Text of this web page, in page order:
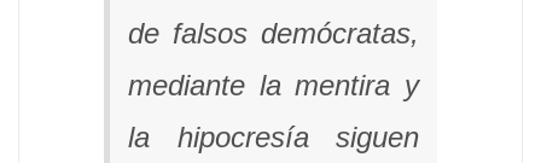
de falsos demócratas,
mediante la mentira y
la hipocresía siguen